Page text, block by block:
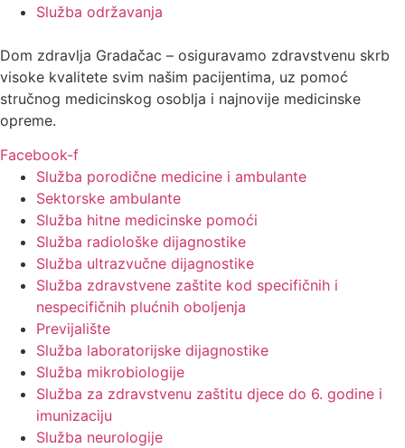
Služba održavanja
Dom zdravlja Gradačac – osiguravamo zdravstvenu skrb
visoke kvalitete svim našim pacijentima, uz pomoć
stručnog medicinskog osoblja i najnovije medicinske
opreme.
Facebook-f
Služba porodične medicine i ambulante
Sektorske ambulante
Služba hitne medicinske pomoći
Služba radiološke dijagnostike
Služba ultrazvučne dijagnostike
Služba zdravstvene zaštite kod specifičnih i
nespecifičnih plućnih oboljenja
Previjalište
Služba laboratorijske dijagnostike
Služba mikrobiologije
Služba za zdravstvenu zaštitu djece do 6. godine i
imunizaciju
Služba neurologije